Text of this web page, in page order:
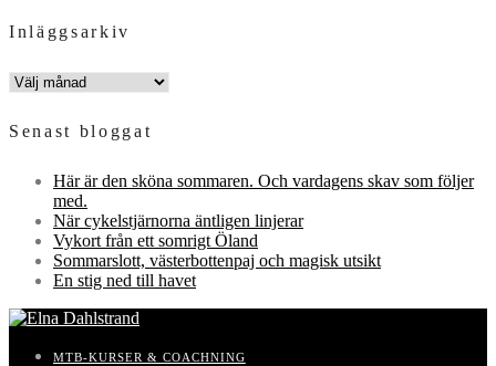
Inläggsarkiv
INLÄGGSARKIV
Senast bloggat
Här är den sköna sommaren. Och vardagens skav som följer
med.
När cykelstjärnorna äntligen linjerar
Vykort från ett somrigt Öland
Sommarslott, västerbottenpaj och magisk utsikt
En stig ned till havet
MTB-KURSER & COACHNING